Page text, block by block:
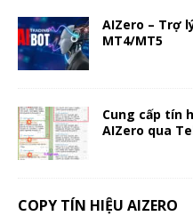
AIZero – Trợ
MT4/MT5
Cung cấp tín
AIZero qua
COPY TÍN HIỆU AIZERO